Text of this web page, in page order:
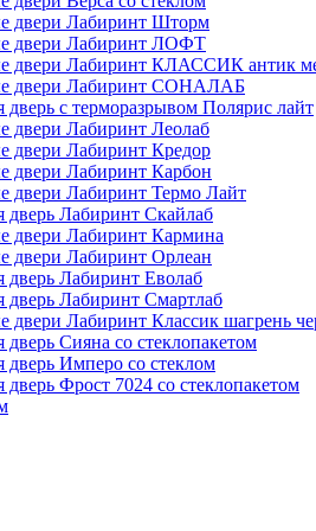
двери Лабиринт Шторм
двери Лабиринт ЛОФТ
двери Лабиринт КЛАССИК антик
двери Лабиринт СОНАЛАБ
дверь с терморазрывом Полярис лайт
двери Лабиринт Леолаб
двери Лабиринт Кредор
двери Лабиринт Карбон
двери Лабиринт Термо Лайт
дверь Лабиринт Скайлаб
двери Лабиринт Кармина
двери Лабиринт Орлеан
дверь Лабиринт Еволаб
дверь Лабиринт Смартлаб
двери Лабиринт Классик шагрень
дверь Сияна со стеклопакетом
дверь Имперо со стеклом
дверь Фрост 7024 со стеклопакетом